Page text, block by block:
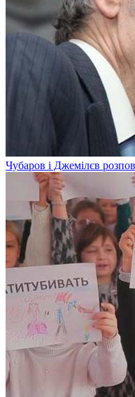
Чубаров і Джемілєв